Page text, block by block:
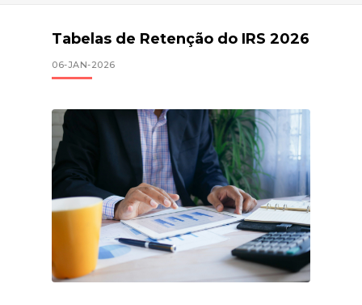
Tabelas de Retenção do IRS 2026
06-JAN-2026